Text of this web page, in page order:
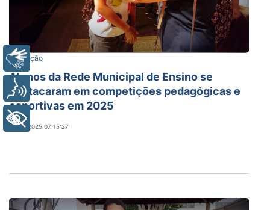
Educação
Alunos da Rede Municipal de Ensino se
destacaram em competições pedagógicas e
esportivas em 2025
22/12/2025 07:15:27
Libras
Voz